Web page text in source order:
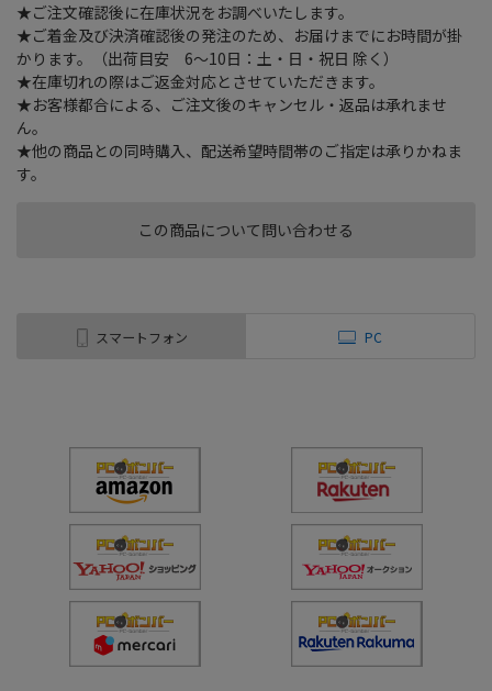
この商品について問い合わせる
★ご注文確認後に在庫状況をお調べいたします。
★ご着金及び決済確認後の発注のため、お届けまでにお時間が掛
かります。（出荷目安 6～10日：土・日・祝日 除く）
★在庫切れの際はご返金対応とさせていただきます。
★お客様都合による、ご注文後のキャンセル・返品は承れませ
ん。
★他の商品との同時購入、配送希望時間帯のご指定は承りかねま
す。
スマートフォン PC